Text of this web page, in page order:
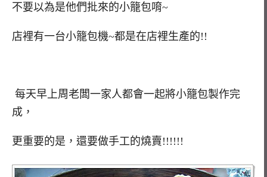
不要以為是他們批來的小籠包唷~
店裡有一台小籠包機~都是在店裡生產的!!
每天早上周老闆一家人都會一起將小籠包製作完
成，
更重要的是，還要做手工的燒賣!!!!!!